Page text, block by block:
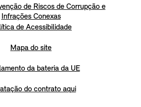
de Riscos de Corrupção e
Infrações Conexas
de Acessibilidade
Mapa do site
da bateria da UE
do contrato aqui